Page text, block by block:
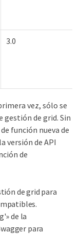
3.0
vez, sólo se
gestión de grid. Sin
función nueva de
versión de API
de
de grid para
de la
para